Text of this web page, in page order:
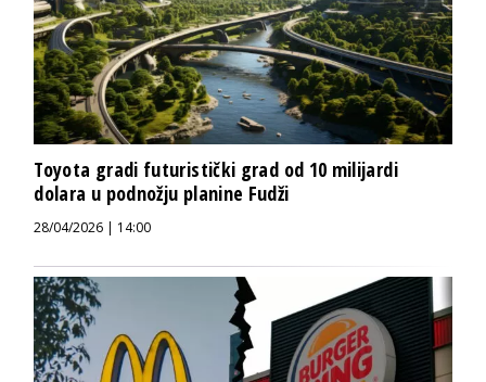
Toyota gradi futuristički grad od 10 milijardi
dolara u podnožju planine Fudži
28/04/2026 | 14:00